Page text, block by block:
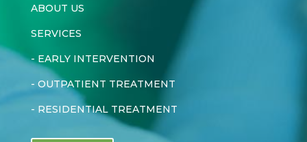
ABOUT US
SERVICES
- EARLY INTERVENTION
- OUTPATIENT TREATMENT
- RESIDENTIAL TREATMENT